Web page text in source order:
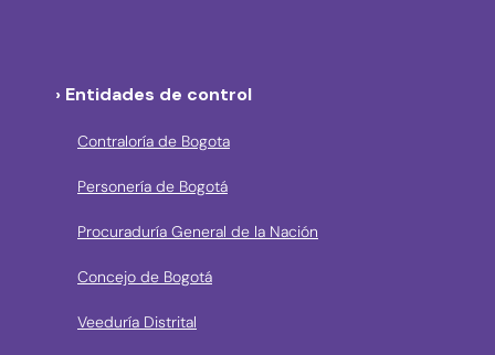
› Entidades de control
Contraloría de Bogota
Personería de Bogotá
Procuraduría General de la Nación
Concejo de Bogotá
Veeduría Distrital